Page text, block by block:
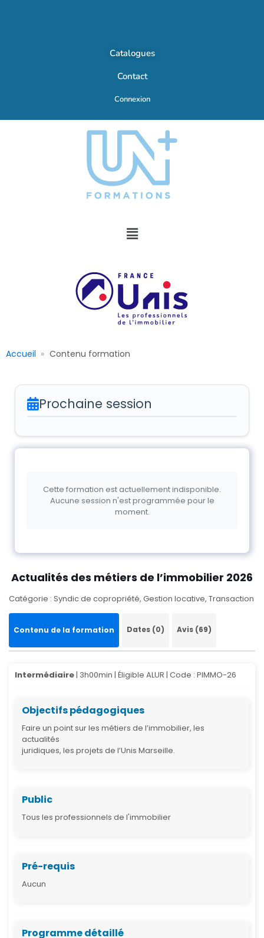
Catalogues
Contact
Connexion
Accueil Contenu formation
Actualités des métiers de l’immobilier 2026
Catégorie : Syndic de copropriété, Gestion locative, Transaction
Contenu de la formation Dates (0) Avis (69)
Intermédiaire| 3h00min | Éligible ALUR | Code : PIMMO-26
Objectifs pédagogiques
Faire un point sur les métiers de l’immobilier, les
actualités
juridiques, les projets de l’Unis Marseille.
Public
Tous les professionnels de l'immobilier
Pré-requis
Aucun
Programme détaillé
Prochaine session
Cette formation est actuellement indisponible.
Aucune session n'est programmée pour le
moment.